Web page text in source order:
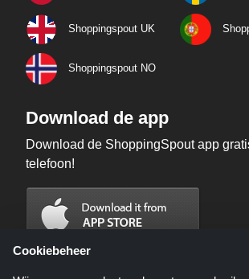
Shoppingspout UK
Shoppingspout NO
Download de app
Download de ShoppingSpout app
telefoon!
Cookiebeheer